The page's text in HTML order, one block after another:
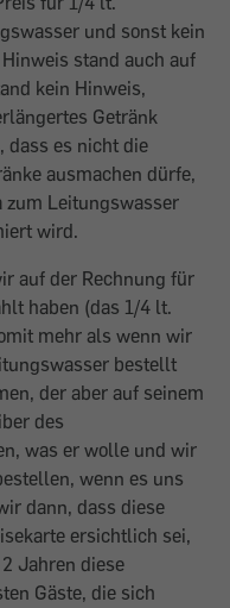
und sonst kein
stand auch auf
kein Hinweis,
Getränk
dass es nicht die
ausmachen dürfe,
Leitungswasser
wird.
auf der Rechnung für
haben (das 1/4 lt.
mehr als wenn wir
bestellt
der aber auf seinem
des
was er wolle und wir
wenn es uns
dann, dass diese
ersichtlich sei,
Jahren diese
Gäste, die sich